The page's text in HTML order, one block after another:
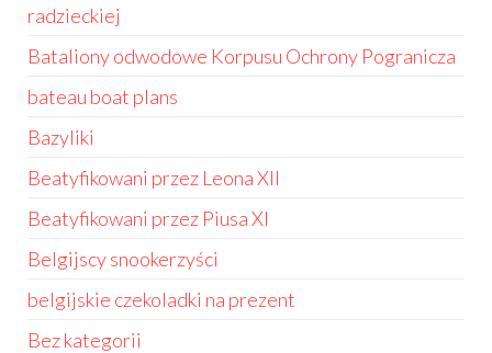
radzieckiej
Bataliony odwodowe Korpusu Ochrony Pogranicza
bateau boat plans
Bazyliki
Beatyfikowani przez Leona XII
Beatyfikowani przez Piusa XI
Belgijscy snookerzyści
belgijskie czekoladki na prezent
Bez kategorii